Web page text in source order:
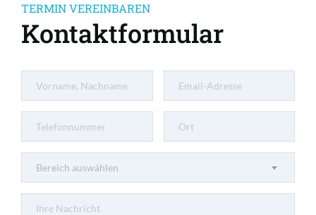
TERMIN VEREINBAREN
Kontaktformular
Bereich auswählen